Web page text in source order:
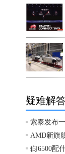
疑难解
索泰发布
AMD新旗
们
i5 6500配